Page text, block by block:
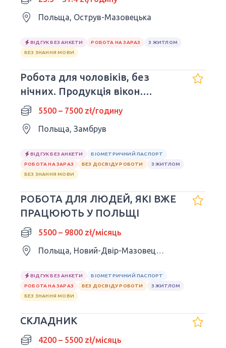
Польща, Острув-Мазовецька
ВІДГУК БЕЗ АНКЕТИ РОБОТА НА ЗАРАЗ
З ЖИТЛОМ
БЕЗ ЗНАННЯ МОВИ
Робота для чоловіків, без
нічних. Продукція вікон.
м.Zambrów
5500 – 7500 zł/годину
Польща, Замбрув
ВІДГУК БЕЗ АНКЕТИ
БІОМЕТРИЧНИЙ ПАСПОРТ
РОБОТА НА ЗАРАЗ
БЕЗ ДОСВІДУ РОБОТИ
З ЖИТЛОМ
БЕЗ ЗНАННЯ МОВИ
РОБОТА ДЛЯ ЛЮДЕЙ, ЯКІ ВЖЕ
ПРАЦЮЮТЬ У ПОЛЬЩІ
5500 – 9800 zł/місяць
Польща, Новий-Двір-Мазовецький
ВІДГУК БЕЗ АНКЕТИ
БІОМЕТРИЧНИЙ ПАСПОРТ
РОБОТА НА ЗАРАЗ
БЕЗ ДОСВІДУ РОБОТИ
З ЖИТЛОМ
БЕЗ ЗНАННЯ МОВИ
СКЛАДНИК
4200 – 5500 zł/місяць